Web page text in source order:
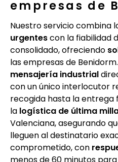
empresas de
Nuestro servicio combina
urgentescon la fiabilidad
consolidado, ofreciendo
las empresas de
mensajería industrial
con un único interlocutor
recogida hasta la entrega
la logística de última
Valenciana, asegurando
lleguen al destinatario
comprometido, con